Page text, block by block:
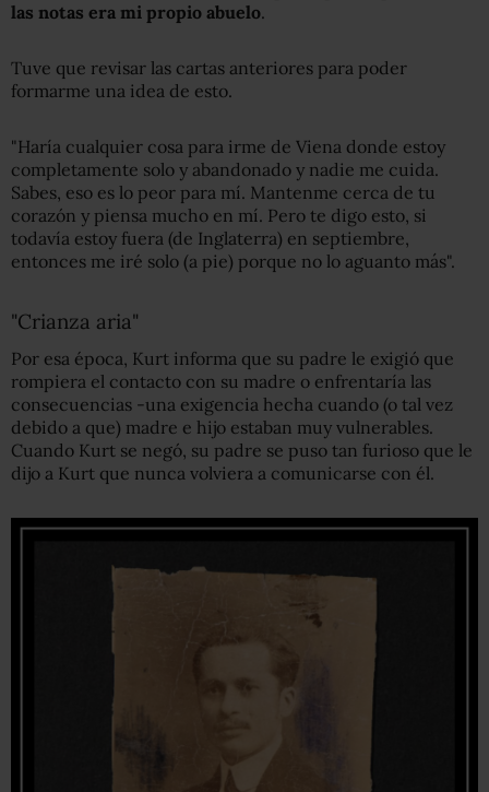
las notas era mi propio abuelo.
Tuve que revisar las cartas anteriores para poder
formarme una idea de esto.
"Haría cualquier cosa para irme de Viena donde estoy
completamente solo y abandonado y nadie me cuida.
Sabes, eso es lo peor para mí. Mantenme cerca de tu
corazón y piensa mucho en mí. Pero te digo esto, si
todavía estoy fuera (de Inglaterra) en septiembre,
entonces me iré solo (a pie) porque no lo aguanto más".
"Crianza aria"
Por esa época, Kurt informa que su padre le exigió que
rompiera el contacto con su madre o enfrentaría las
consecuencias -una exigencia hecha cuando (o tal vez
debido a que) madre e hijo estaban muy vulnerables.
Cuando Kurt se negó, su padre se puso tan furioso que le
dijo a Kurt que nunca volviera a comunicarse con él.